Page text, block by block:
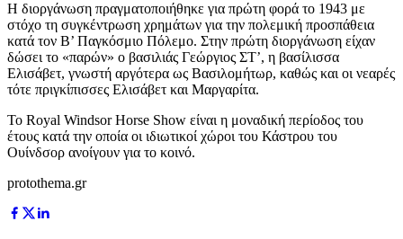
Η διοργάνωση πραγματοποιήθηκε για πρώτη φορά το 1943 με
στόχο τη συγκέντρωση χρημάτων για την πολεμική προσπάθεια
κατά τον Β’ Παγκόσμιο Πόλεμο. Στην πρώτη διοργάνωση είχαν
δώσει το «παρών» ο βασιλιάς Γεώργιος ΣΤ’, η βασίλισσα
Ελισάβετ, γνωστή αργότερα ως Βασιλομήτωρ, καθώς και οι νεαρές
τότε πριγκίπισσες Ελισάβετ και Μαργαρίτα.
Το Royal Windsor Horse Show είναι η μοναδική περίοδος του
έτους κατά την οποία οι ιδιωτικοί χώροι του Κάστρου του
Ουίνδσορ ανοίγουν για το κοινό.
protothema.gr